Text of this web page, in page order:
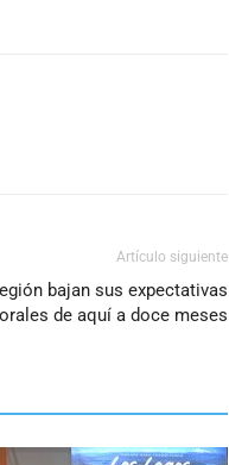
Artículo siguiente
bajan sus expectativas
de aquí a doce meses